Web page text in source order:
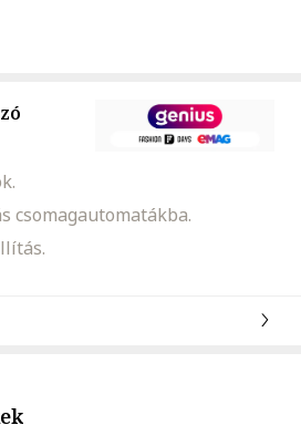
csomagautomatákba.